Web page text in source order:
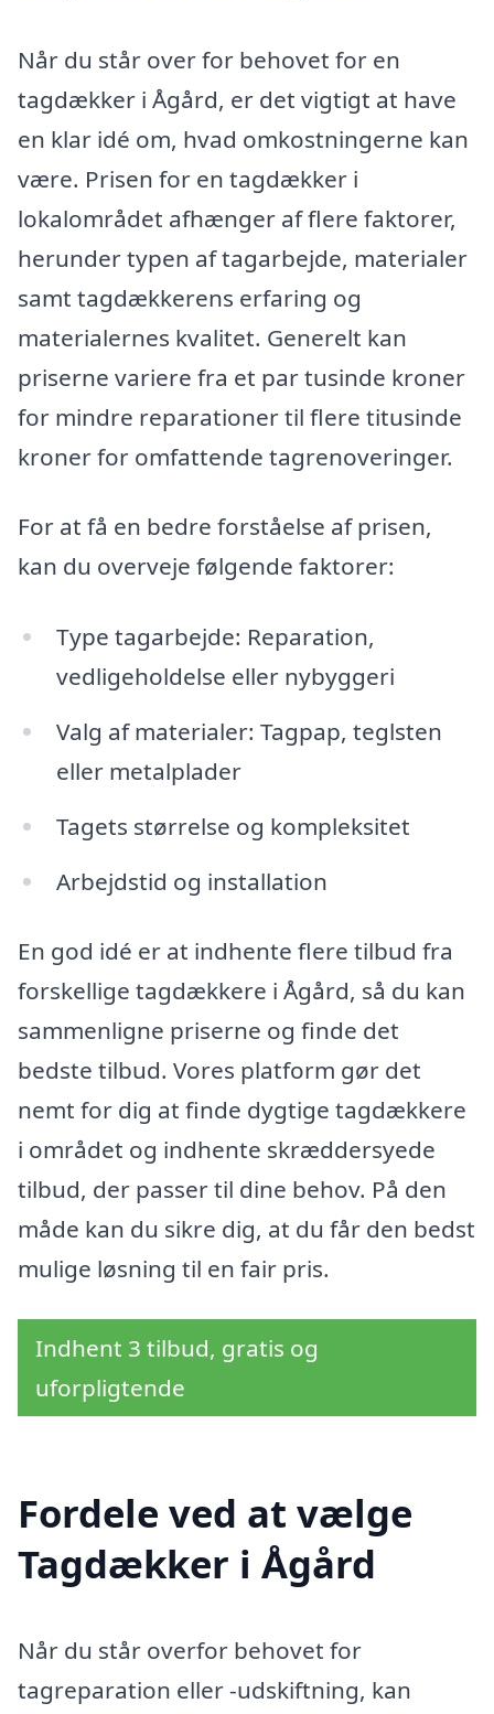
Når du står over for behovet for en
tagdækker i Ågård, er det vigtigt at have
en klar idé om, hvad omkostningerne kan
være. Prisen for en tagdækker i
lokalområdet afhænger af flere faktorer,
herunder typen af tagarbejde, materialer
samt tagdækkerens erfaring og
materialernes kvalitet. Generelt kan
priserne variere fra et par tusinde kroner
for mindre reparationer til flere titusinde
kroner for omfattende tagrenoveringer.
For at få en bedre forståelse af prisen,
kan du overveje følgende faktorer:
Type tagarbejde: Reparation,
vedligeholdelse eller nybyggeri
Valg af materialer: Tagpap, teglsten
eller metalplader
Tagets størrelse og kompleksitet
Arbejdstid og installation
En god idé er at indhente flere tilbud fra
forskellige tagdækkere i Ågård, så du kan
sammenligne priserne og finde det
bedste tilbud. Vores platform gør det
nemt for dig at finde dygtige tagdækkere
i området og indhente skræddersyede
tilbud, der passer til dine behov. På den
måde kan du sikre dig, at du får den bedst
mulige løsning til en fair pris.
Indhent 3 tilbud, gratis og
uforpligtende
Fordele ved at vælge
Tagdækker i Ågård
Når du står overfor behovet for
tagreparation eller -udskiftning, kan